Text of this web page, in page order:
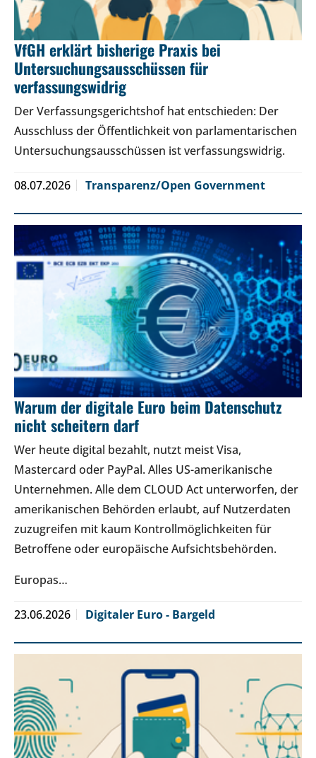
VfGH erklärt bisherige Praxis bei
Untersuchungsausschüssen für
verfassungswidrig
Der Verfassungsgerichtshof hat entschieden: Der
Ausschluss der Öffentlichkeit von parlamentarischen
Untersuchungsausschüssen ist verfassungswidrig.
08.07.2026 Transparenz/Open Government
Warum der digitale Euro beim Datenschutz
nicht scheitern darf
Wer heute digital bezahlt, nutzt meist Visa,
Mastercard oder PayPal. Alles US-amerikanische
Unternehmen. Alle dem CLOUD Act unterworfen, der
amerikanischen Behörden erlaubt, auf Nutzerdaten
zuzugreifen mit kaum Kontrollmöglichkeiten für
Betroffene oder europäische Aufsichtsbehörden.
Europas…
23.06.2026 Digitaler Euro - Bargeld